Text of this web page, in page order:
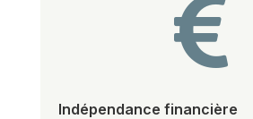

Indépendance financière